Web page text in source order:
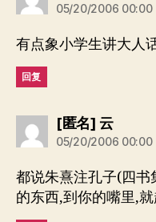
05/20/2006 00:00
有点象小学生讲大人
回复
[匿名] 云说：
05/20/2006 00:00
都说朱熹注孔子(四
的东西,到你的嘴里,